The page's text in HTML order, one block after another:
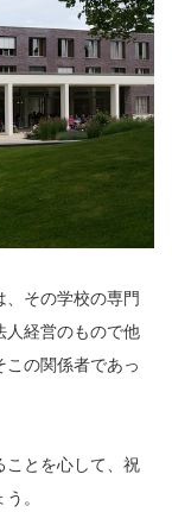
その学校の専門
人経営のもので他
の関係者であっ
ことを心して、祝
。